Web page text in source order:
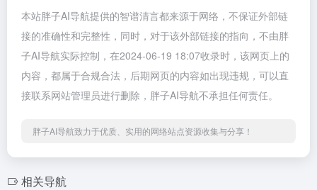
本站胖子AI导航提供的智谱清言都来源于网络，不保证外部链
接的准确性和完整性，同时，对于该外部链接的指向，不由胖
子AI导航实际控制，在2024-06-19 18:07收录时，该网页上的
内容，都属于合规合法，后期网页的内容如出现违规，可以直
接联系网站管理员进行删除，胖子AI导航不承担任何责任。
胖子AI导航致力于优质、实用的网络站点资源收集与分享！
相关导航